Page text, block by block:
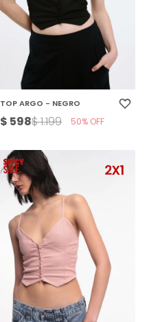
TOP ARGO - NEGRO
$ 598$1.199 50